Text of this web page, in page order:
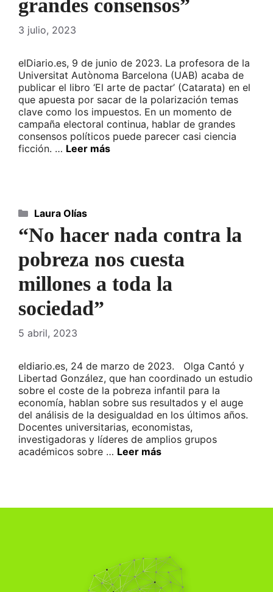
grandes consensos”
3 julio, 2023
elDiario.es, 9 de junio de 2023. La profesora de la
Universitat Autònoma Barcelona (UAB) acaba de
publicar el libro ‘El arte de pactar’ (Catarata) en el
que apuesta por sacar de la polarización temas
clave como los impuestos. En un momento de
campaña electoral continua, hablar de grandes
consensos políticos puede parecer casi ciencia
ficción. … Leer más
“No hacer nada contra la
pobreza nos cuesta
millones a toda la
sociedad”
5 abril, 2023
eldiario.es, 24 de marzo de 2023. Olga Cantó y
Libertad González, que han coordinado un estudio
sobre el coste de la pobreza infantil para la
economía, hablan sobre sus resultados y el auge
del análisis de la desigualdad en los últimos años.
Docentes universitarias, economistas,
investigadoras y líderes de amplios grupos
académicos sobre … Leer más
Categorías
Laura Olías